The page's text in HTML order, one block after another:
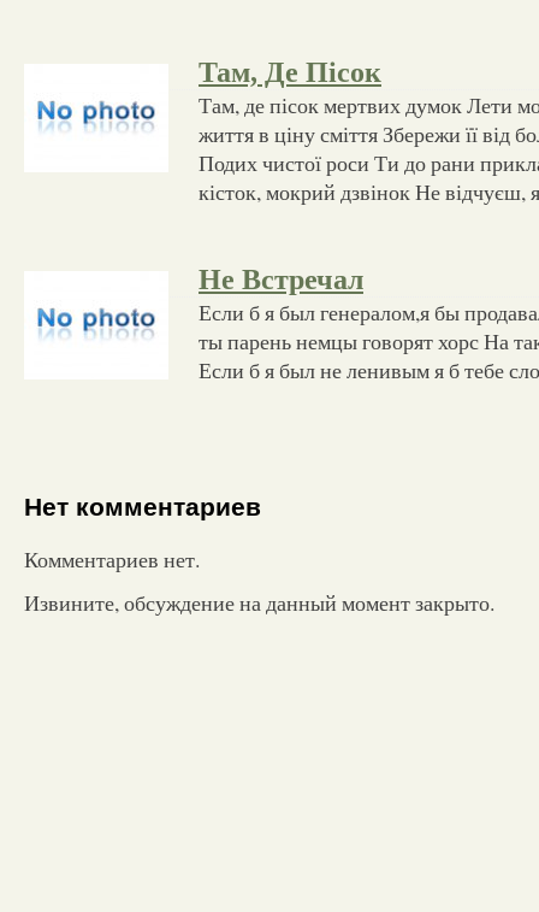
Там, Де Пісок
Там, де пісок мертвих думок Лети
життя в ціну сміття Збережи її від
Подих чистої роси Ти до рани
кісток, мокрий дзвінок Не відчуєш,
Не Встречал
Если б я был генералом,я бы
ты парень немцы говорят хорс На
Если б я был не ленивым я б тебе
Нет комментариев
Комментариев нет.
Извините, обсуждение на данный момент закрыто.